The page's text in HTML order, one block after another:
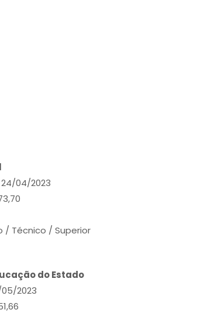
04/2023
/ Técnico / Superior
do Estado
2023